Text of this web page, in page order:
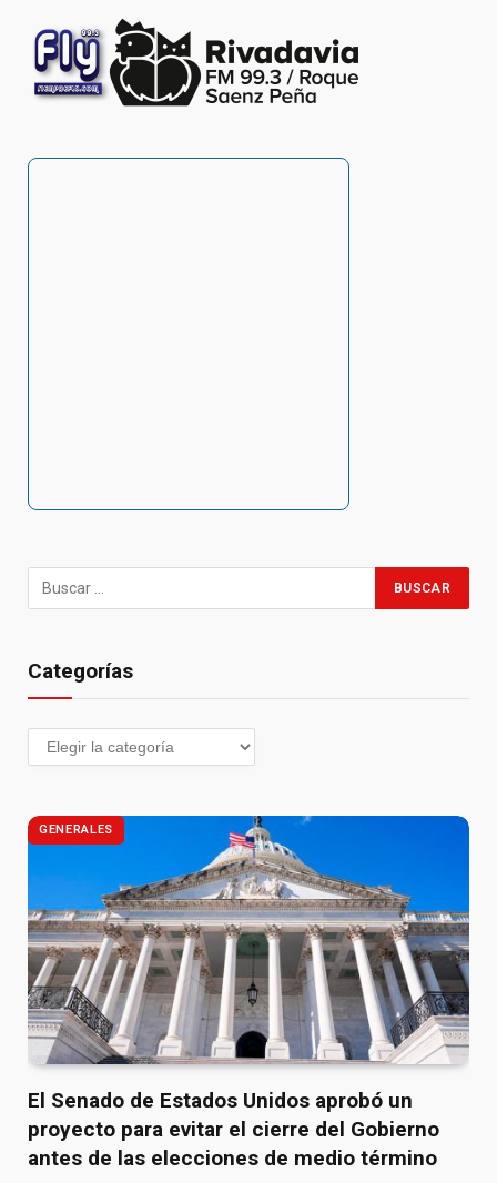
Categorías
GENERALES
El Senado de Estados Unidos aprobó un
proyecto para evitar el cierre del Gobierno
antes de las elecciones de medio término